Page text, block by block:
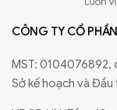
CÔNG TY CỔ
MST: 0104076892,
Sở kế hoạch và Đầu